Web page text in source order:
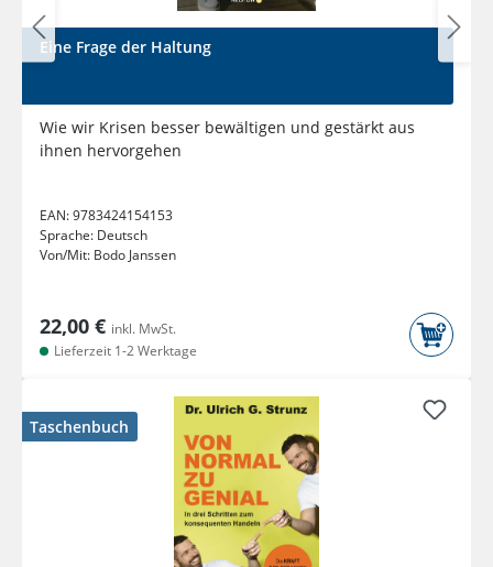
Eine Frage der Haltung
Wie wir Krisen besser bewältigen und gestärkt aus
ihnen hervorgehen
EAN:9783424154153
Sprache: Deutsch
Von/Mit: Bodo Janssen
22,00 € inkl. MwSt.
Lieferzeit 1-2 Werktage
Taschenbuch